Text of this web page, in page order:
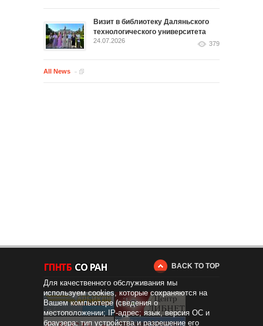
Визит в библиотеку Даляньского
технологического университета
24.07.2026 379
All News
BACK TO TOP
Для качественного обслуживания мы
используем cookies, которые сохраняются на
Вашем компьютере (сведения о
местоположении; IP-адрес; язык, версия ОС и
браузера; тип устройства и разрешение его